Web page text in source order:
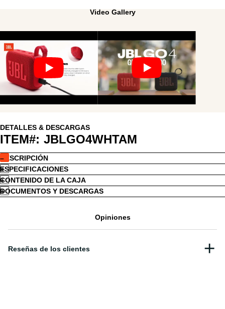
Video Gallery
DETALLES & DESCARGAS
ITEM#: JBLGO4WHTAM
DESCRIPCIÓN
ESPECIFICACIONES
CONTENIDO DE LA CAJA
DOCUMENTOS Y DESCARGAS
Opiniones